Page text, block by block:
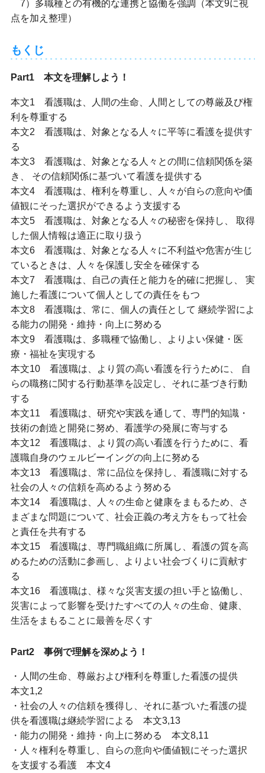
7）多職種との有機的な連携と協働を強調（本文9に視
点を加え整理）
もくじ
Part1 本文を理解しよう！
本文1 看護職は、人間の生命、人間としての尊厳及び権
利を尊重する
本文2 看護職は、対象となる人々に平等に看護を提供す
る
本文3 看護職は、対象となる人々との間に信頼関係を築
き、 その信頼関係に基づいて看護を提供する
本文4 看護職は、権利を尊重し、人々が自らの意向や価
値観にそった選択ができるよう支援する
本文5 看護職は、対象となる人々の秘密を保持し、 取得
した個人情報は適正に取り扱う
本文6 看護職は、対象となる人々に不利益や危害が生じ
ているときは、人々を保護し安全を確保する
本文7 看護職は、自己の責任と能力を的確に把握し、 実
施した看護について個人としての責任をもつ
本文8 看護職は、常に、個人の責任として 継続学習によ
る能力の開発・維持・向上に努める
本文9 看護職は、多職種で協働し、よりよい保健・医
療・福祉を実現する
本文10 看護職は、より質の高い看護を行うために、 自
らの職務に関する行動基準を設定し、それに基づき行動
する
本文11 看護職は、研究や実践を通して、専門的知識・
技術の創造と開発に努め、看護学の発展に寄与する
本文12 看護職は、より質の高い看護を行うために、看
護職自身のウェルビーイングの向上に努める
本文13 看護職は、常に品位を保持し、看護職に対する
社会の人々の信頼を高めるよう努める
本文14 看護職は、人々の生命と健康をまもるため、さ
まざまな問題について、社会正義の考え方をもって社会
と責任を共有する
本文15 看護職は、専門職組織に所属し、看護の質を高
めるための活動に参画し、よりよい社会づくりに貢献す
る
本文16 看護職は、様々な災害支援の担い手と協働し、
災害によって影響を受けたすべての人々の生命、健康、
生活をまもることに最善を尽くす
Part2 事例で理解を深めよう！
・人間の生命、尊厳および権利を尊重した看護の提供
本文1,2
・社会の人々の信頼を獲得し、それに基づいた看護の提
供を看護職は継続学習による 本文3,13
・能力の開発・維持・向上に努める 本文8,11
・人々権利を尊重し、自らの意向や価値観にそった選択
を支援する看護 本文4